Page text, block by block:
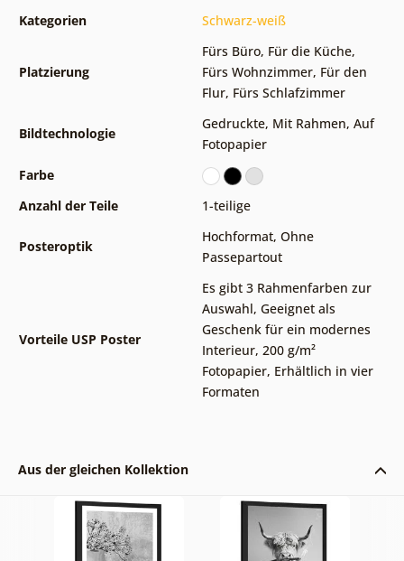
Kategorien Schwarz-weiß
Platzierung
Fürs Büro, Für die Küche,
Fürs Wohnzimmer, Für den
Flur, Fürs Schlafzimmer
Bildtechnologie
Gedruckte, Mit Rahmen, Auf
Fotopapier
Farbe
Anzahl der Teile
1-teilige
Posteroptik
Hochformat, Ohne
Passepartout
Vorteile USP Poster
Es gibt 3 Rahmenfarben zur
Auswahl, Geeignet als
Geschenk für ein modernes
Interieur, 200 g/m²
Fotopapier, Erhältlich in vier
Formaten
Aus der gleichen Kollektion